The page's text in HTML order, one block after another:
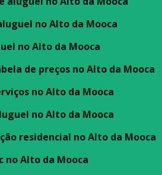
no Alto da Mooca
no Alto da Mooca
de preços no Alto da Mooca
no Alto da Mooca
no Alto da Mooca
residencial no Alto da Mooca
no Alto da Mooca